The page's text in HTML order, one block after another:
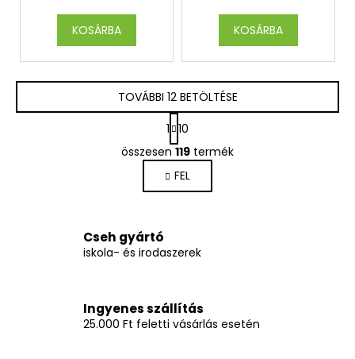
KOSÁRBA KOSÁRBA
L
i
s
t
r
y
í
TOVÁBBI 12 BETÖLTÉSE
L
a
p
o
z
á
1 10
összesen 119 termék
FEL
Cseh gyártó
iskola- és irodaszerek
Ingyenes szállítás
25.000 Ft feletti vásárlás esetén